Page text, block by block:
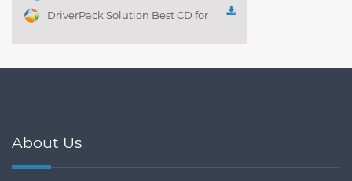
DriverPack Solution Best CD for
About Us